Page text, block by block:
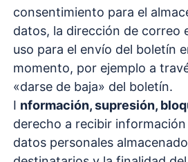
consentimiento para el
datos, la dirección de correo
uso para el envío del boletín
momento, por ejemplo a
«darse de baja» del boletín.
I nformación, supresión,
derecho a recibir
datos personales